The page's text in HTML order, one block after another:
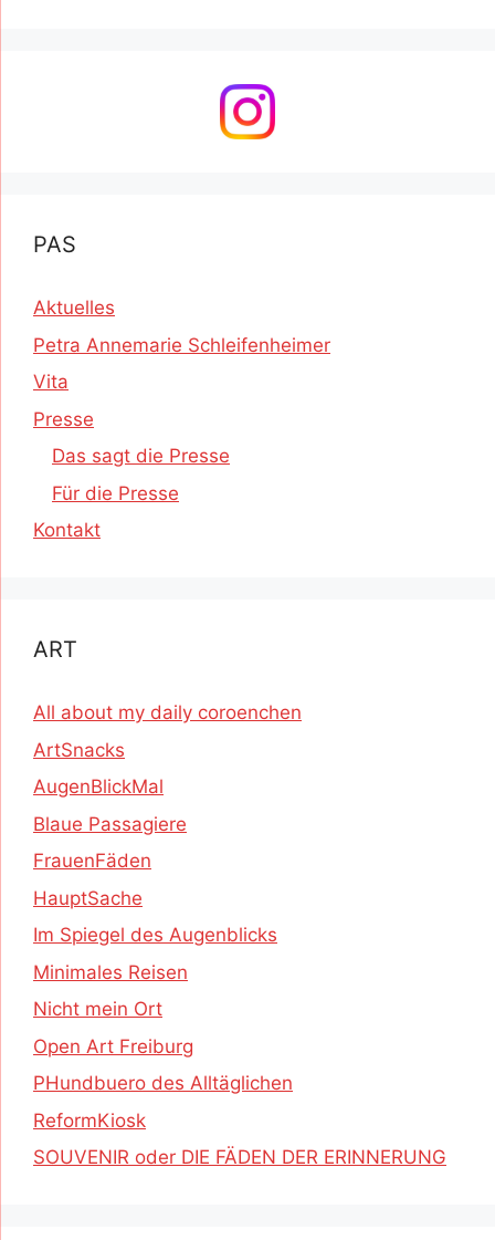
PAS
Aktuelles
Petra Annemarie Schleifenheimer
Vita
Presse
Das sagt die Presse
Für die Presse
Kontakt
ART
All about my daily coroenchen
ArtSnacks
AugenBlickMal
Blaue Passagiere
FrauenFäden
HauptSache
Im Spiegel des Augenblicks
Minimales Reisen
Nicht mein Ort
Open Art Freiburg
PHundbuero des Alltäglichen
ReformKiosk
SOUVENIR oder DIE FÄDEN DER ERINNERUNG